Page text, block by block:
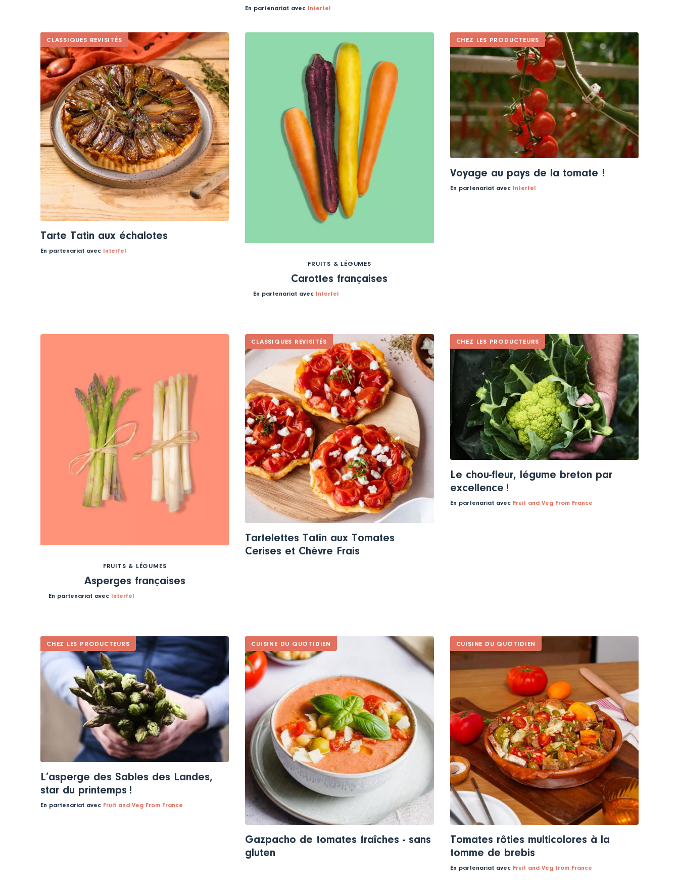
En partenariat avec Interfel
CLASSIQUES REVISITÉS
Tarte Tatin aux échalotes
En partenariat avec Interfel
FRUITS & LÉGUMES
Carottes françaises
En partenariat avec Interfel
CHEZ LES PRODUCTEURS
Voyage au pays de la tomate !
En partenariat avec Interfel
FRUITS & LÉGUMES
Asperges françaises
En partenariat avec Interfel
CLASSIQUES REVISITÉS
Tartelettes Tatin aux Tomates
Cerises et Chèvre Frais
CHEZ LES PRODUCTEURS
Le chou-fleur, légume breton par
excellence !
En partenariat avec Fruit and Veg From France
CHEZ LES PRODUCTEURS
L’asperge des Sables des Landes,
star du printemps !
En partenariat avec Fruit and Veg From France
CUISINE DU QUOTIDIEN
Gazpacho de tomates fraîches - sans
gluten
CUISINE DU QUOTIDIEN
Tomates rôties multicolores à la
tomme de brebis
En partenariat avec Fruit and Veg from France